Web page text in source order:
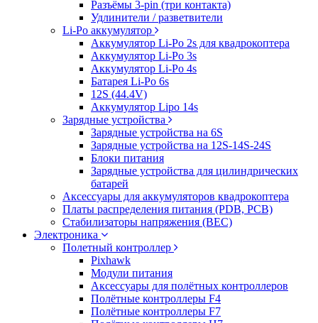
Разъёмы 3-pin (три контакта)
Удлинители / разветвители
Li-Po аккумулятор
Аккумулятор Li-Po 2s для квадрокоптера
Аккумулятор Li-Po 3s
Аккумулятор Li-Po 4s
Батарея Li-Po 6s
12S (44.4V)
Аккумулятор Lipo 14s
Зарядные устройства
Зарядные устройства на 6S
Зарядные устройства на 12S-14S-24S
Блоки питания
Зарядные устройства для цилиндрических
батарей
Аксессуары для аккумуляторов квадрокоптера
Платы распределения питания (PDB, PCB)
Стабилизаторы напряжения (BEC)
Электроника
Полетный контроллер
Pixhawk
Модули питания
Аксессуары для полётных контроллеров
Полётные контроллеры F4
Полётные контроллеры F7